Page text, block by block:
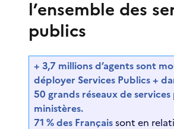
l’ensemble des
publics
+ 3,7 millions d’agents sont
déployer Services Publics +
50 grands réseaux de
ministères.
71 % des Françaissont en